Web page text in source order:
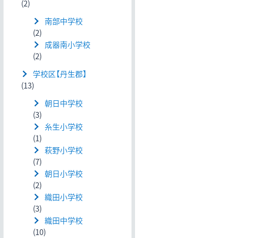
(2)
南部中学校
(2)
成器南小学校
(2)
学校区【丹生郡】
(13)
朝日中学校
(3)
糸生小学校
(1)
萩野小学校
(7)
朝日小学校
(2)
織田小学校
(3)
織田中学校
(10)